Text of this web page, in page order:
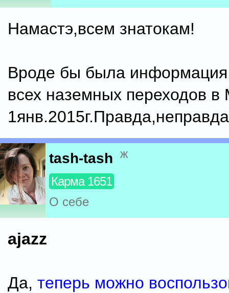
Намастэ,всем знатокам!
Вроде бы была информация
всех наземных переходов в
tash-tash ж
Карма 1651
О себе
ajazz
Да, теперь можно